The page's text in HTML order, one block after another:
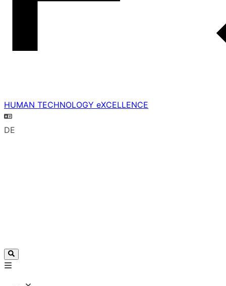
HUMAN TECHNOLOGY eXCELLENCE
DE